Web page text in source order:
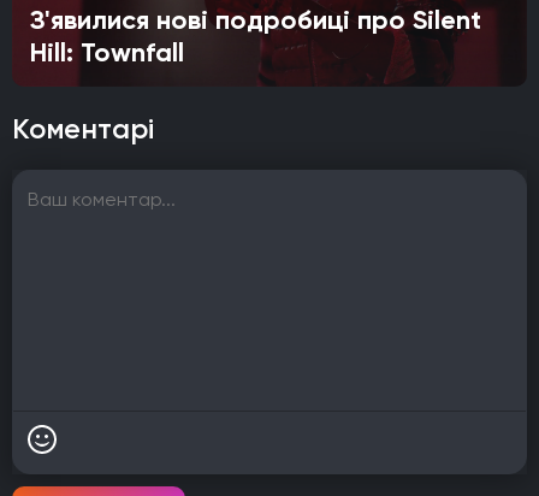
З'явилися нові подробиці про Silent
Hill: Townfall
Коментарі